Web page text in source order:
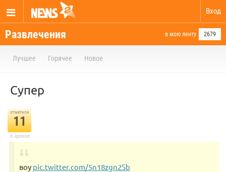
Вход
Развлечения в мою ленту 2679
Лучшее Горячее Новое
Супер
отметили
11
в архиве
воу pic.twitter.com/5n18zgn2Sb